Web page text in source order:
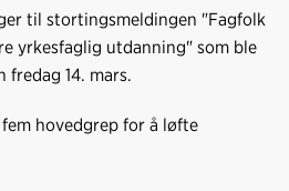
e
b
k
k
e
n
o
s
til stortingsmeldingen "Fagfolk
yrkesfaglig utdanning" som ble
fredag 14. mars.
hovedgrep for å løfte